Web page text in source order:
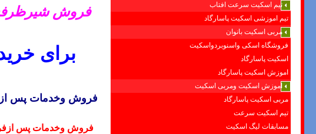
تیم اسکیت سرعت افتاب
تیم اموزشی اسکیت پاسارگاد
مربی اسکیت بانوان
فروشگاه اسکی واسنوبردواسکیت
اسکیت پاسارگاد
اموزش اسکیت پاسارگاد
اموزش اسکیت ومربی اسکیت
مربی اسکیت پاسارگاد
تیم اسکیت سرعت
مسابقات لیگ اسکیت
فروش
برای
فروش وخدمات پس
فروش وخدمات پس